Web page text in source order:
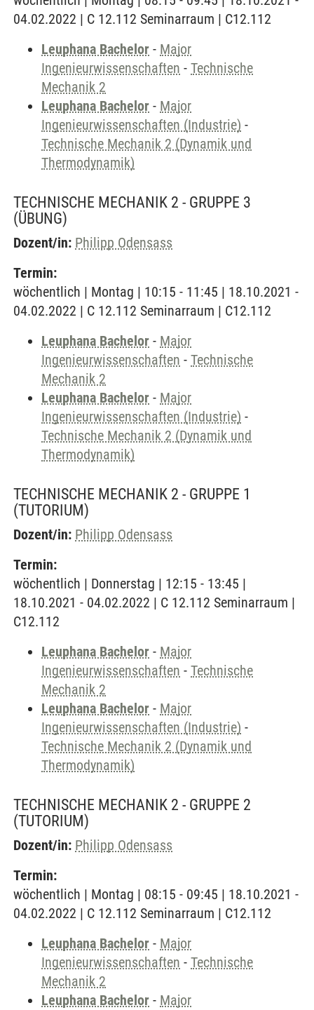
04.02.2022 | C 12.112 Seminarraum | C12.112
Leuphana Bachelor - Major
Ingenieurwissenschaften - Technische
Mechanik 2
Leuphana Bachelor - Major
Ingenieurwissenschaften (Industrie) -
Technische Mechanik 2 (Dynamik und
Thermodynamik)
TECHNISCHE MECHANIK 2 - GRUPPE 3
(ÜBUNG)
Dozent/in: Philipp Odensass
Termin:
wöchentlich | Montag | 10:15 - 11:45 | 18.10.2021 -
04.02.2022 | C 12.112 Seminarraum | C12.112
Leuphana Bachelor - Major
Ingenieurwissenschaften - Technische
Mechanik 2
Leuphana Bachelor - Major
Ingenieurwissenschaften (Industrie) -
Technische Mechanik 2 (Dynamik und
Thermodynamik)
TECHNISCHE MECHANIK 2 - GRUPPE 1
(TUTORIUM)
Dozent/in: Philipp Odensass
Termin:
wöchentlich | Donnerstag | 12:15 - 13:45 |
18.10.2021 - 04.02.2022 | C 12.112 Seminarraum |
C12.112
Leuphana Bachelor - Major
Ingenieurwissenschaften - Technische
Mechanik 2
Leuphana Bachelor - Major
Ingenieurwissenschaften (Industrie) -
Technische Mechanik 2 (Dynamik und
Thermodynamik)
TECHNISCHE MECHANIK 2 - GRUPPE 2
(TUTORIUM)
Dozent/in: Philipp Odensass
Termin:
wöchentlich | Montag | 08:15 - 09:45 | 18.10.2021 -
04.02.2022 | C 12.112 Seminarraum | C12.112
Leuphana Bachelor - Major
Ingenieurwissenschaften - Technische
Mechanik 2
Leuphana Bachelor - Major